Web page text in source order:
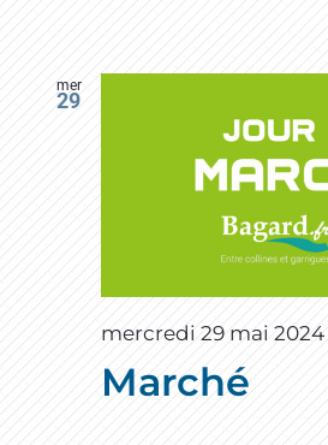
mer
29
mercredi 29 mai 2024
Marché